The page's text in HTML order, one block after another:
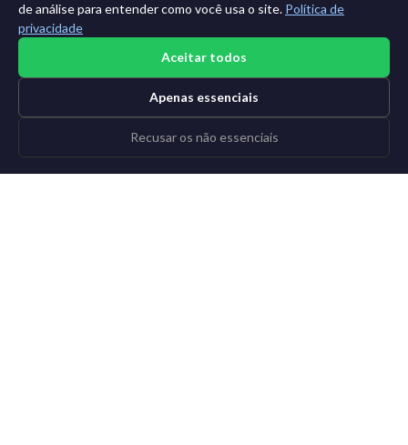
de análise para entender como você usa o site. Política de
privacidade
Aceitar todos
Apenas essenciais
Recusar os não essenciais